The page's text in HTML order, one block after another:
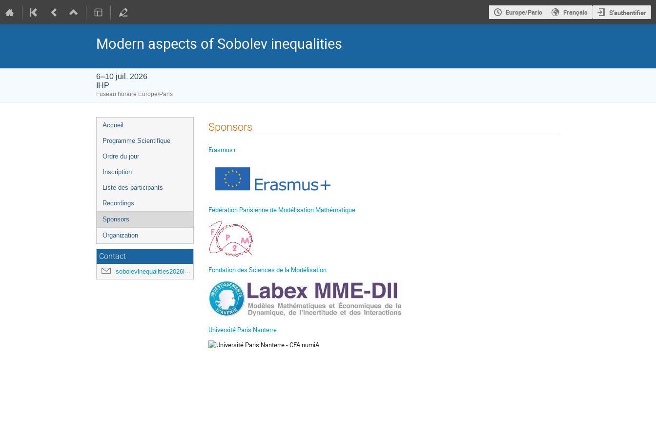
Europe/Paris Français S'authentifier
Modern aspects of Sobolev inequalities
6–10 juil. 2026
IHP
Fuseau horaire Europe/Paris
Menu
de
Accueil
Programme Scientifique
Ordre du jour
Inscription
Liste des participants
Recordings
Sponsors
Organization
Contact
sobolevinequalities2026ihp@gmail.com
Sponsors
Erasmus+
Fédération Parisienne de Modélisation Mathématique
Fondation des Sciences de la Modélisation
Université Paris Nanterre